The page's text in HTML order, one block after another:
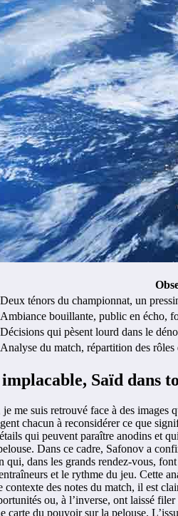
Deux ténors du championnat, un
Ambiance bouillante, public en écho,
Décisions qui pèsent lourd dans le
Analyse du match, répartition des rôles
Saïd dans
me suis retrouvé face à des
chacun à reconsidérer ce que
qui peuvent paraître anodins et
Dans ce cadre, Safonov a
dans les grands rendez-vous,
et le rythme du jeu. Cette
des notes du match, il est
ou, à l’inverse, ont laissé
du pouvoir sur la pelouse.